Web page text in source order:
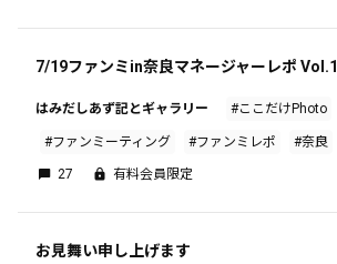
7/19ファンミin奈良マネージャーレポ Vol.1
はみだしあず記とギャラリー #ここだけPhoto
#ファンミーティング #ファンミレポ #奈良
27 有料会員限定
お見舞い申し上げます